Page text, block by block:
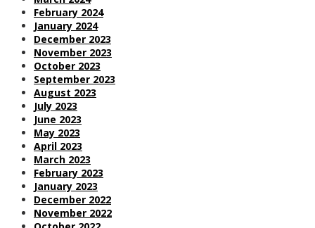
February 2024
January 2024
December 2023
November 2023
October 2023
September 2023
August 2023
July 2023
June 2023
May 2023
April 2023
March 2023
February 2023
January 2023
December 2022
November 2022